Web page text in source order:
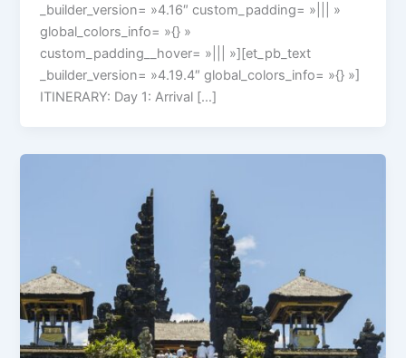
_builder_version= »4.16″ custom_padding= »||| »
global_colors_info= »{} »
custom_padding__hover= »||| »][et_pb_text
_builder_version= »4.19.4″ global_colors_info= »{} »]
ITINERARY: Day 1: Arrival […]